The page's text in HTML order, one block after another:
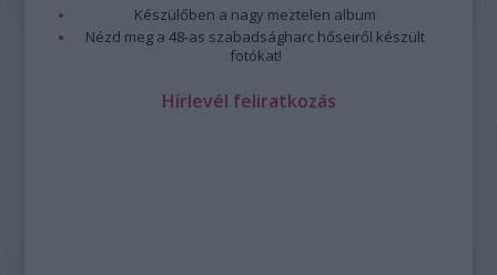
Készülőben a nagy meztelen album
Nézd meg a 48-as szabadságharc hőseiről készült
fotókat!
Hírlevél feliratkozás